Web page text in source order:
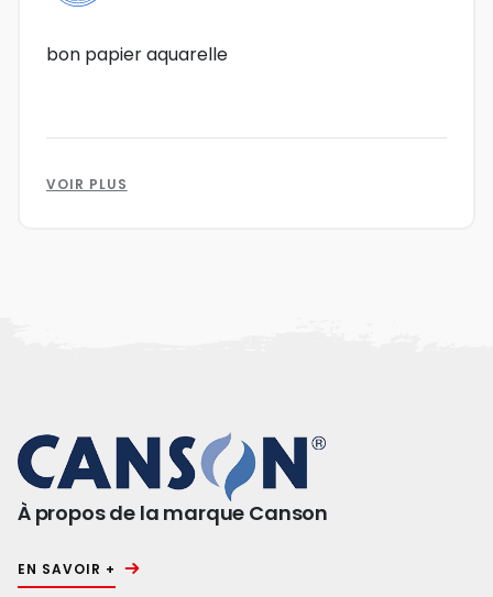
bon papier aquarelle
VOIR PLUS
À propos de la marque Canson
EN SAVOIR +